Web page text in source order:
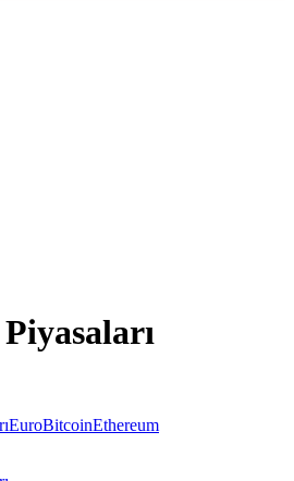
EuroBitcoinEthereum